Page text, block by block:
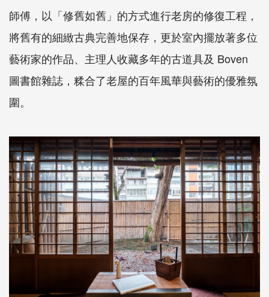
師傅，以「修舊如舊」的方式進行老房的修復工程，
將舊有的細緻古典完善地保存，更於室內擺放著多位
藝術家的作品、主理人收藏多年的古道具及 Boven
圖書館雜誌，糅合了老屋的百年風華與藝術的優雅氛
圍。